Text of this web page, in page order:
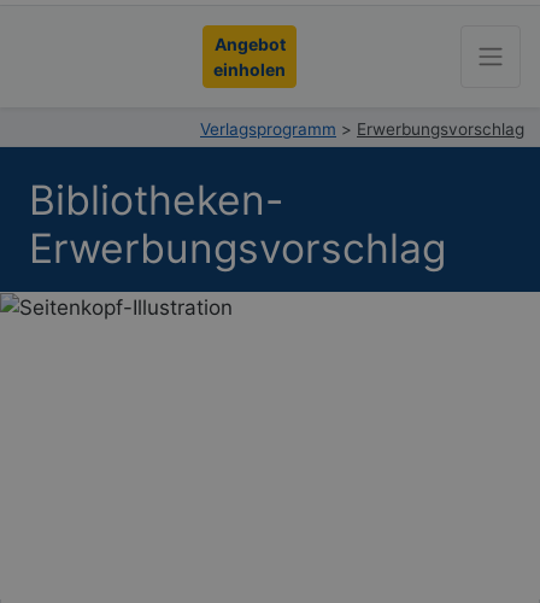
Angebot
einholen
Verlagsprogramm > Erwerbungsvorschlag
Bibliotheken-
Erwerbungs­vorschlag